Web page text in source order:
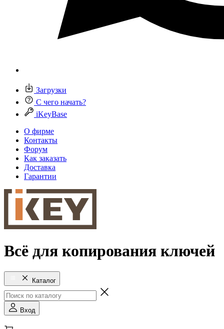
Загрузки
С чего начать?
iKeyBase
О фирме
Контакты
Форум
Как заказать
Доставка
Гарантии
Всё для копирования ключей
Каталог
Вход